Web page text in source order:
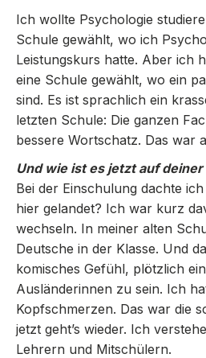
Ich wollte Psychologie
Schule gewählt, wo ich
Leistungskurs hatte. Aber ich
eine Schule gewählt, wo ein
sind. Es ist sprachlich ein
letzten Schule: Die ganzen
bessere Wortschatz. Das war
Und wie ist es jetzt auf
Bei der Einschulung dachte
hier gelandet? Ich war kurz
wechseln. In meiner alten
Deutsche in der Klasse. Und
komisches Gefühl, plötzlich
Ausländerinnen zu sein. Ich
Kopfschmerzen. Das war die
jetzt geht’s wieder. Ich
Lehrern und Mitschülern.